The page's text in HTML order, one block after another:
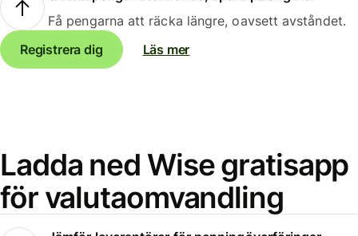
Få pengarna att räcka längre, oavsett avståndet.
Registrera dig
Läs mer
Ladda ned Wise gratisapp
för valutaomvandling